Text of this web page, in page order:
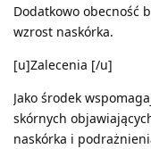
Dodatkowo obecność
wzrost naskórka.
[u]Zalecenia [/u]
Jako środek
skórnych
naskórka i